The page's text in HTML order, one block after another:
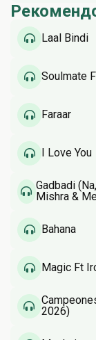
Laal Bindi
Soulmate
Faraar
I Love You
Gadbadi
Mishra &
Bahana
Magic Ft
2026)